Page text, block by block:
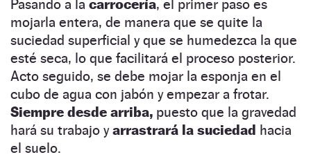
Pasando a la carrocería, el primer paso es
mojarla entera, de manera que se quite la
suciedad superficial y que se humedezca la que
esté seca, lo que facilitará el proceso posterior.
Acto seguido, se debe mojar la esponja en el
cubo de agua con jabón y empezar a frotar.
Siempre desde arriba, puesto que la gravedad
hará su trabajo yarrastrará la suciedad hacia
el suelo.